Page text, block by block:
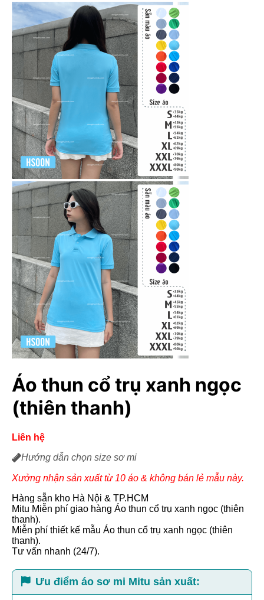
Áo thun cổ trụ xanh ngọc
(thiên thanh)
Liên hệ
Hướng dẫn chọn size sơ mi
Xưởng nhận sản xuất từ 10 áo & không bán lẻ mẫu này.
Hàng sẵn kho Hà Nội & TP.HCM
Mitu Miễn phí giao hàng Áo thun cổ trụ xanh ngọc (thiên
thanh).
Miễn phí thiết kế mẫu Áo thun cổ trụ xanh ngọc (thiên
thanh).
Tư vấn nhanh (24/7).
Ưu điểm áo sơ mi Mitu sản xuất: